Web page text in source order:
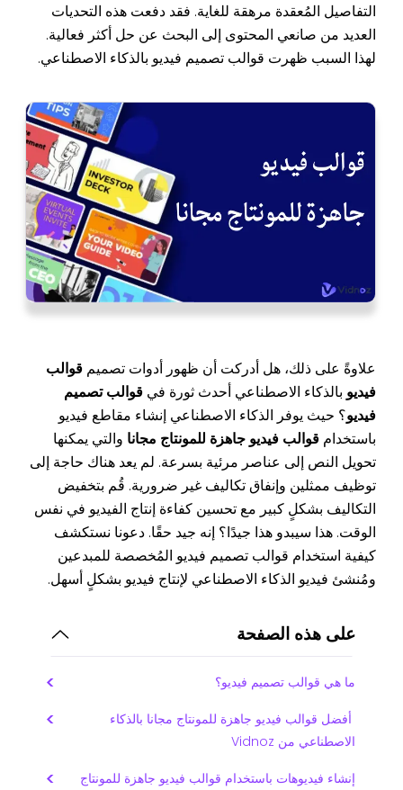
التفاصيل المُعقدة مرهقة للغاية. فقد دفعت هذه التحديات
العديد من صانعي المحتوى إلى البحث عن حل أكثر فعالية.
لهذا السبب ظهرت قوالب تصميم فيديو بالذكاء الاصطناعي.
علاوةً على ذلك، هل أدركت أن ظهور أدوات تصميم قوالب
فيديو بالذكاء الاصطناعي أحدث ثورة في قوالب تصميم
فيديو؟ حيث يوفر الذكاء الاصطناعي إنشاء مقاطع فيديو
باستخدام قوالب فيديو جاهزة للمونتاج مجانا والتي يمكنها
تحويل النص إلى عناصر مرئية بسرعة. لم يعد هناك حاجة إلى
توظيف ممثلين وإنفاق تكاليف غير ضرورية. قُم بتخفيض
التكاليف بشكلٍ كبير مع تحسين كفاءة إنتاج الفيديو في نفس
الوقت. هذا سيبدو هذا جيدًا؟ إنه جيد حقًا. دعونا نستكشف
كيفية استخدام قوالب تصميم فيديو المُخصصة للمبدعين
ومُنشئ فيديو الذكاء الاصطناعي لإنتاج فيديو بشكلٍ أسهل.
على هذه الصفحة
ما هي قوالب تصميم فيديو؟
أفضل قوالب فيديو جاهزة للمونتاج مجانا بالذكاء
الاصطناعي من Vidnoz
إنشاء فيديوهات باستخدام قوالب فيديو جاهزة للمونتاج